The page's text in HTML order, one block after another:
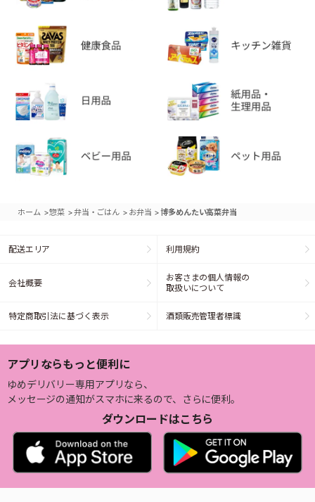
ホーム >惣菜 >弁当・ごはん > お弁当 >博多めんたい高菜弁当
配送エリア 利用規約
会社概要
お客さまの個人情報の
取扱いについて
特定商取引法に基づく表示 酒類販売管理者標識
アプリならもっと便利に
ゆめデリバリー専用アプリなら、
メッセージの通知がスマホに来るので、さらに便利。
ダウンロードはこちら